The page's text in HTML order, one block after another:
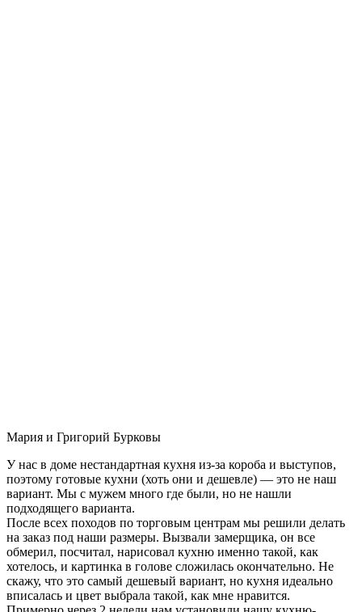
Мария и Григорий Бурковы
У нас в доме нестандартная кухня из-за короба и выступов,
поэтому готовые кухни (хоть они и дешевле) — это не наш
вариант. Мы с мужем много где были, но не нашли
подходящего варианта.
После всех походов по торговым центрам мы решили делать
на заказ под наши размеры. Вызвали замерщика, он все
обмерил, посчитал, нарисовал кухню именно такой, как
хотелось, и картинка в голове сложилась окончательно. Не
скажу, что это самый дешевый вариант, но кухня идеально
вписалась и цвет выбрала такой, как мне нравится.